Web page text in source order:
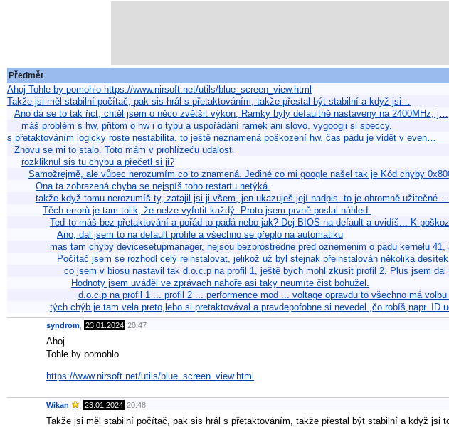
Předmět
Ahoj Tohle by pomohlo https://www.nirsoft.net/utils/blue_screen_view.html
Takže jsi měl stabilní počítač, pak sis hrál s přetaktováním, takže přestal být stabilní a když jsi…
Ano dá se to tak řict, chtěl jsem o něco zvětšit výkon, Ramky byly defaultně nastaveny na 2400MHz, j…
máš problém s hw, přitom o hw i o typu a uspořádání ramek ani slovo. vygoogli si speccy.
s přetaktováním logicky roste nestabilita, to ještě neznamená poškození hw. čas pádu je vidět v even…
Znovu se mi to stalo. Toto mám v prohlízeču udalosti
rozkliknul sis tu chybu a přečetl si ji?
Samožrejmě, ale vůbec nerozumím co to znamená. Jediné co mi google našel tak je Kód chyby
Ona ta zobrazená chyba se nejspíš toho restartu netýká.
takže když tomu nerozumíš ty, zatajil jsi ji všem, jen ukazuješ její nadpis. to je ohromně užitečné.…
Těch errorů je tam tolik, že nelze vyfotit každý. Proto jsem prvně poslal náhled.
Teď to máš bez přetaktování a pořád to padá nebo jak? Dej BIOS na default a uvidíš... K
Ano, dal jsem to na default profile a všechno se přeplo na automatiku
mas tam chyby devicesetupmanager, nejsou bezprostredne pred oznemenim o padu kernelu 41,
Počítač jsem se rozhodl celý reinstalovat, jelikož už byl stejnak přeinstalován několika
co jsem v biosu nastavil tak d.o.c.p na profil 1, ještě bych mohl zkusit profil 2. Plus jsem dal
Hodnoty jsem uváděl ve zprávach nahoře asi taky neumíte čist bohužel.
d.o.c.p na profil 1 ... profil 2 ... performence mod ... voltage opravdu to všechno má volbu
tých chýb je tam vela preto,lebo si pretaktovával a pravdepofobne si nevedel ,čo robíš,napr. ID
syndrom 23.01.2024 20:47
Ahoj
Tohle by pomohlo
https://www.nirsoft.net/utils/blue_screen_view.html
Wikan 23.01.2024 20:48
Takže jsi měl stabilní počítač, pak sis hrál s přetaktováním, takže přestal být stabilní a když jsi